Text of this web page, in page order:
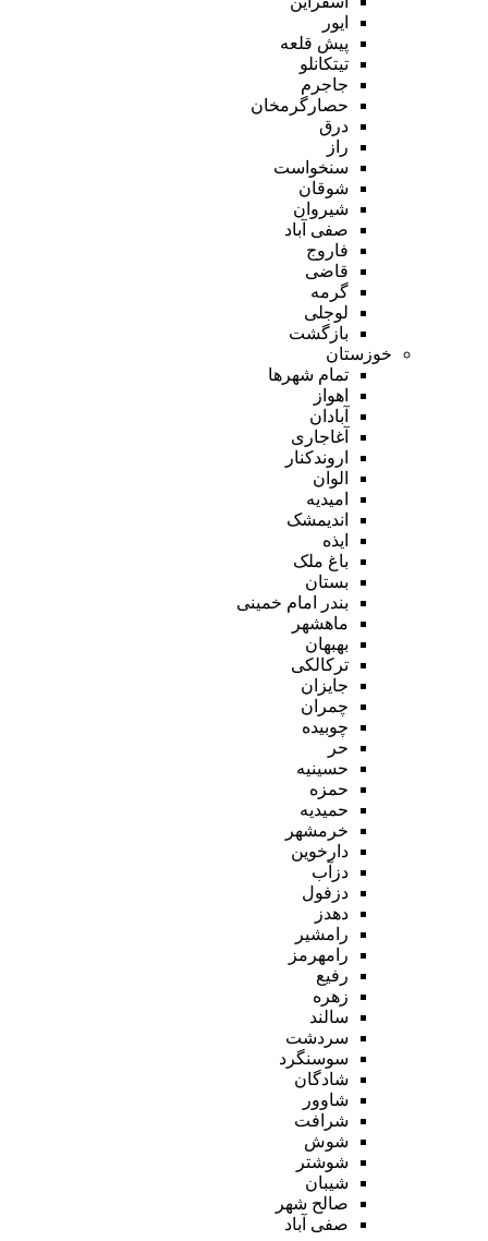
ایور
پیش قلعه
تیتکانلو
جاجرم
حصارگرمخان
درق
راز
سنخواست
شوقان
شیروان
صفی آباد
فاروج
قاضی
گرمه
لوجلی
بازگشت
خوزستان
تمام شهر‌ها
اهواز
آبادان
آغاجاری
اروندکنار
الوان
امیدیه
اندیمشک
ایذه
باغ ملک
بستان
بندر امام خمینی
ماهشهر
بهبهان
ترکالکی
جایزان
چمران
چوبیده
حر
حسینیه
حمزه
حمیدیه
خرمشهر
دارخوین
دزآب
دزفول
دهدز
رامشیر
رامهرمز
رفیع
زهره
سالند
سردشت
سوسنگرد
شادگان
شاوور
شرافت
شوش
شوشتر
شیبان
صالح شهر
صفی آباد